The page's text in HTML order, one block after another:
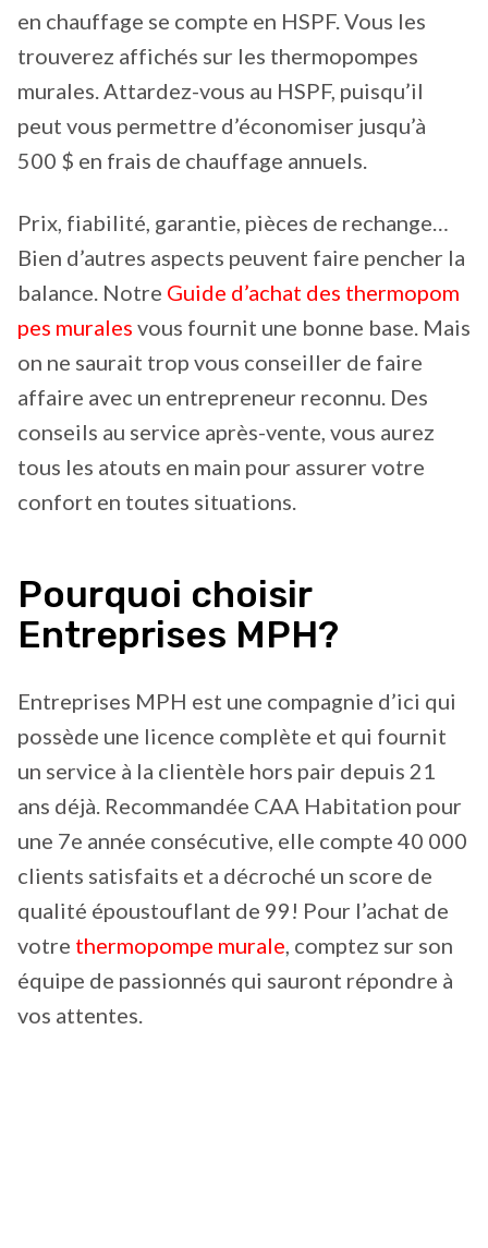
en chauffage se compte en HSPF. Vous les
trouverez affichés sur les thermopompes
murales. Attardez-vous au HSPF, puisqu’il
peut vous permettre d’économiser jusqu’à
500 $ en frais de chauffage annuels.
Prix, fiabilité, garantie, pièces de rechange…
Bien d’autres aspects peuvent faire pencher la
balance. Notre Guide d’achat des thermopom
pes murales vous fournit une bonne base. Mais
on ne saurait trop vous conseiller de faire
affaire avec un entrepreneur reconnu. Des
conseils au service après-vente, vous aurez
tous les atouts en main pour assurer votre
confort en toutes situations.
Pourquoi choisir
Entreprises MPH?
Entreprises MPH est une compagnie d’ici qui
possède une licence complète et qui fournit
un service à la clientèle hors pair depuis 21
ans déjà. Recommandée CAA Habitation pour
une 7e année consécutive, elle compte 40 000
clients satisfaits et a décroché un score de
qualité époustouflant de 99! Pour l’achat de
votre thermopompe murale , comptez sur son
équipe de passionnés qui sauront répondre à
vos attentes.